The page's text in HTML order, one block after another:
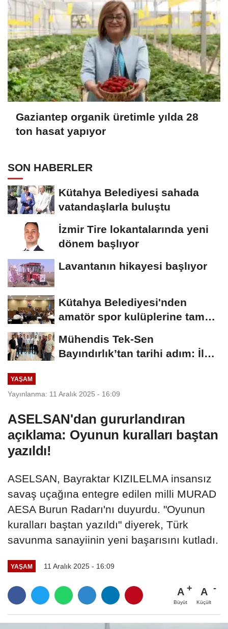
Gaziantep organik üretimle yılda 28
ton hasat yapıyor
SON HABERLER
Kütahya Belediyesi sahada
vatandaşlarla buluştu
İzmir Tire lokantalarında yeni
dönem başlıyor
Lavantanın hikayesi başlıyor
Kütahya Belediyesi'nden
amatör spor kulüplerine tam
Mühendis Tek-Sen
Bayındırlık’tan tarihi adım: İlk
YAŞAM
Yayınlanma: 11 Aralık 2025 - 16:09
ASELSAN'dan gururlandıran
açıklama: Oyunun kuralları baştan
yazıldı!
ASELSAN, Bayraktar KIZILELMA insansız
savaş uçağına entegre edilen milli MURAD
AESA Burun Radarı'nı duyurdu. "Oyunun
kuralları baştan yazıldı" diyerek, Türk
savunma sanayiinin yeni başarısını kutladı.
YAŞAM 11 Aralık 2025 - 16:09
A
Büyüt
A
Küçült